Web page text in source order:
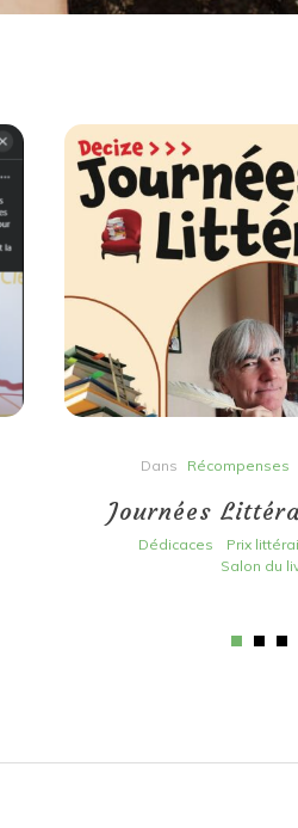
Dans Récompenses
Journées
Dédicaces Prix
Salon du